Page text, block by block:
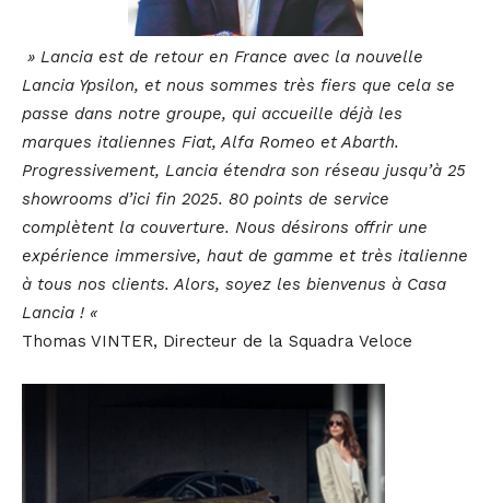
» Lancia est de retour en France avec la nouvelle
Lancia Ypsilon, et nous sommes très fiers que cela se
passe dans notre groupe, qui accueille déjà les
marques italiennes Fiat, Alfa Romeo et Abarth.
Progressivement, Lancia étendra son réseau jusqu’à 25
showrooms d’ici fin 2025. 80 points de service
complètent la couverture. Nous désirons offrir une
expérience immersive, haut de gamme et très italienne
à tous nos clients. Alors, soyez les bienvenus à Casa
Lancia ! «
Thomas VINTER, Directeur de la Squadra Veloce